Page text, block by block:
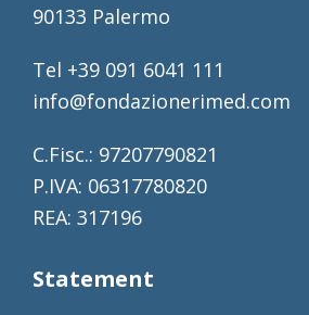
90133 Palermo
Tel +39 091 6041 111
info@fondazionerimed.com
C.Fisc.: 97207790821
P.IVA: 06317780820
REA: 317196
Statement